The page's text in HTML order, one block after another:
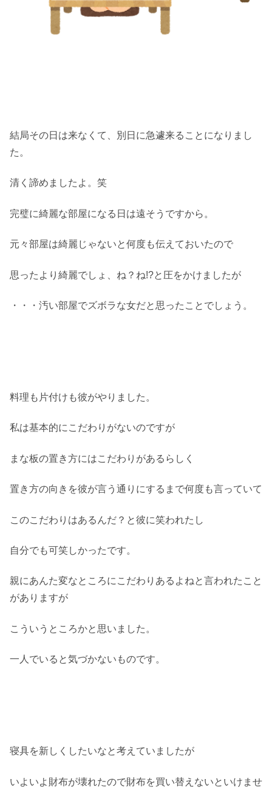
結局その日は来なくて、別日に急遽来ることになりまし
た。
清く諦めましたよ。笑
完璧に綺麗な部屋になる日は遠そうですから。
元々部屋は綺麗じゃないと何度も伝えておいたので
思ったより綺麗でしょ、ね？ね!?と圧をかけましたが
・・・汚い部屋でズボラな女だと思ったことでしょう。
料理も片付けも彼がやりました。
私は基本的にこだわりがないのですが
まな板の置き方にはこだわりがあるらしく
置き方の向きを彼が言う通りにするまで何度も言っていて
このこだわりはあるんだ？と彼に笑われたし
自分でも可笑しかったです。
親にあんた変なところにこだわりあるよねと言われたこと
がありますが
こういうところかと思いました。
一人でいると気づかないものです。
寝具を新しくしたいなと考えていましたが
いよいよ財布が壊れたので財布を買い替えないといけませ